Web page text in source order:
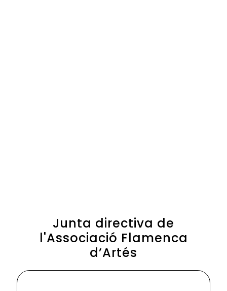
Junta directiva de
l'Associació Flamenca
d’Artés